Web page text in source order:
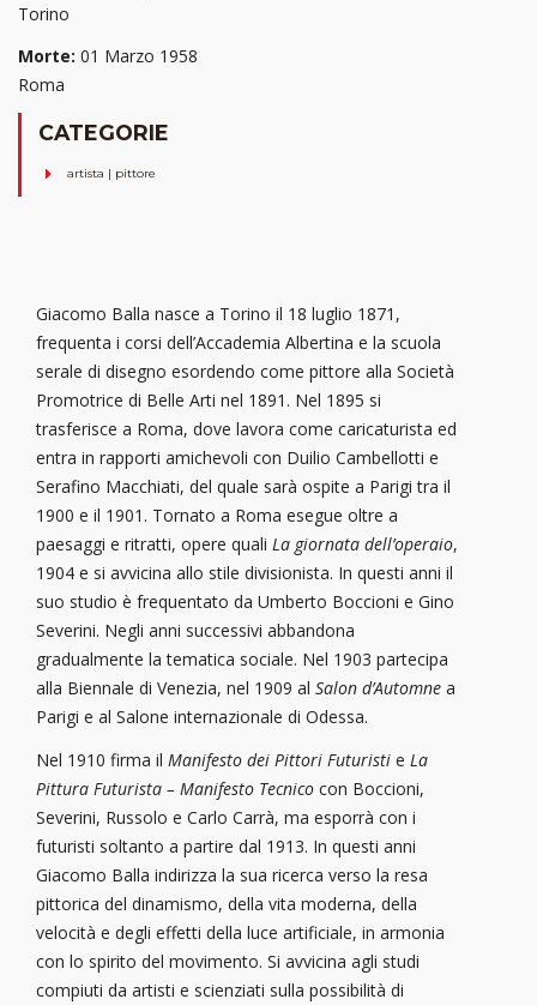
Torino
Morte: 01 Marzo 1958
Roma
CATEGORIE
artista | pittore
Giacomo Balla nasce a Torino il 18 luglio 1871,
frequenta i corsi dell’Accademia Albertina e la scuola
serale di disegno esordendo come pittore alla Società
Promotrice di Belle Arti nel 1891. Nel 1895 si
trasferisce a Roma, dove lavora come caricaturista ed
entra in rapporti amichevoli con Duilio Cambellotti e
Serafino Macchiati, del quale sarà ospite a Parigi tra il
1900 e il 1901. Tornato a Roma esegue oltre a
paesaggi e ritratti, opere quali La giornata dell’operaio,
1904 e si avvicina allo stile divisionista. In questi anni il
suo studio è frequentato da Umberto Boccioni e Gino
Severini. Negli anni successivi abbandona
gradualmente la tematica sociale. Nel 1903 partecipa
alla Biennale di Venezia, nel 1909 al Salon d’Automne a
Parigi e al Salone internazionale di Odessa.
Nel 1910 firma il Manifesto dei Pittori Futuristi e La
Pittura Futurista – Manifesto Tecnico con Boccioni,
Severini, Russolo e Carlo Carrà, ma esporrà con i
futuristi soltanto a partire dal 1913. In questi anni
Giacomo Balla indirizza la sua ricerca verso la resa
pittorica del dinamismo, della vita moderna, della
velocità e degli effetti della luce artificiale, in armonia
con lo spirito del movimento. Si avvicina agli studi
compiuti da artisti e scienziati sulla possibilità di